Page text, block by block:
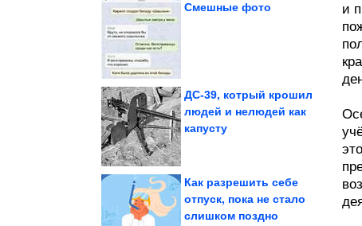
Смешные фото
Новак заявляет о
ДС-39, котрый крошил
людей и нелюдей как
капусту
скорости
Как разрешить себе
отпуск, пока не стало
слишком поздно
и